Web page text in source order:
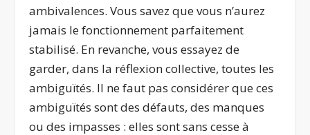
ambivalences. Vous savez que vous n’aurez
jamais le fonctionnement parfaitement
stabilisé. En revanche, vous essayez de
garder, dans la réflexion collective, toutes les
ambiguïtés. Il ne faut pas considérer que ces
ambiguïtés sont des défauts, des manques
ou des impasses : elles sont sans cesse à